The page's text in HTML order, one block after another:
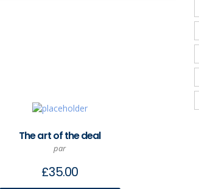
The art of the deal
par
£35.00